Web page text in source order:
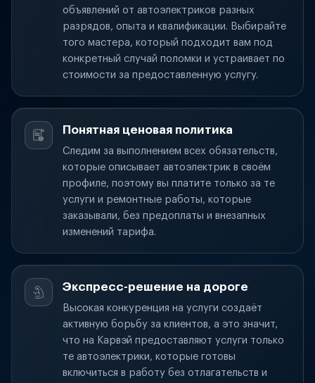
объявлений от автоэлектриков разных
разрядов, опыта и квалификации. Выбирайте
того мастера, который подходит вам под
конкретный случай поломки и устраивает по
стоимости за предоставленную услугу.
Понятная ценовая политика
Следим за выполнением всех обязательств,
которые описывает автоэлектрик в своём
профиле, поэтому вы платите только за те
услуги и ремонтные работы, которые
заказывали, без предоплаты и внезапных
изменений тарифа.
Экспресс-решение на дороге
Высокая конкуренция на услуги создаёт
активную борьбу за клиентов, а это значит,
что на Карвэй предоставляют услуги только
те автоэлектрики, которые готовы
включиться в работу без отлагательств и